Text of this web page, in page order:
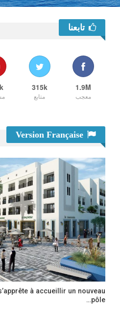
تابعنا
1.9M
معجب
315k
متابع
à accueillir un nouveau
pôle…